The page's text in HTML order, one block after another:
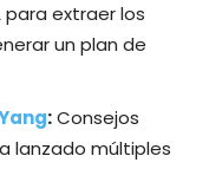
para extraer los
un plan de
:Consejos
lanzado múltiples